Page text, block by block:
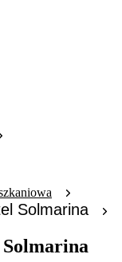
Solmarina